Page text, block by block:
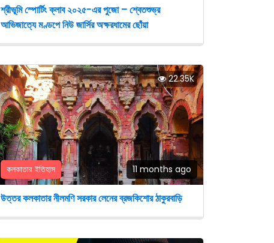
শ্রীভূমি স্পোর্টিং ক্লাব ২০২৫-এর পুজো – শ্বেতশুভ্র
আভিজাত্যে মণ্ডপে নিউ জার্সির অক্ষরধামের ছোঁয়া
22.35K
কলকাতার ইতিহাস 11 months ago
উত্তর কলকাতার নীলমণি সরকার লেনের ব্রজকিশোর ঠাকুরবাড়ি